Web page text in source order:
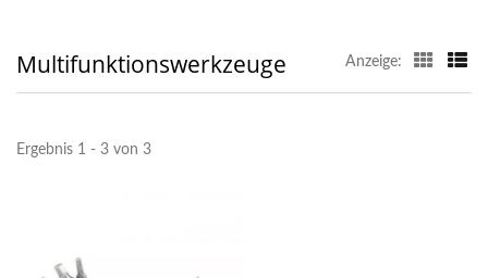
Multifunktionswerkzeuge Anzeige:
Ergebnis 1 - 3 von 3